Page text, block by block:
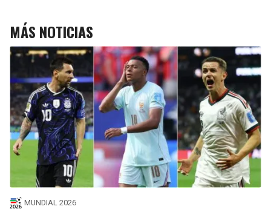
MÁS NOTICIAS
MUNDIAL 2026